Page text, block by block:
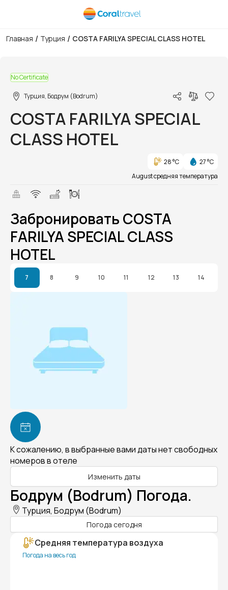
Главная / Турция / COSTA FARILYA SPECIAL CLASS HOTEL
No Certificate
Турция, Бодрум (Bodrum)
COSTA FARILYA SPECIAL
CLASS HOTEL
28 °C
27 °C
August средняя температура
Забронировать COSTA
FARILYA SPECIAL CLASS
HOTEL
7 8 9 10 11 12 13 14
К сожалению, в выбранные вами даты нет свободных
номеров в отеле
Изменить даты
Бодрум (Bodrum) Погода.
Турция, Бодрум (Bodrum)
Погода сегодня
Средняя температура воздуха
Погода на весь год